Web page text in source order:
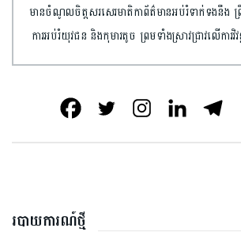
មានចំណូលចិត្តសរសេរមាតិកាព័ត៌មានអប់រំទាក់ទងនឹង ព្
ការអប់រំយុវជន និងកុមារតូច ព្រមទាំងស្រាវជ្រាវលើការ
របាយការណ៍ថ្មី